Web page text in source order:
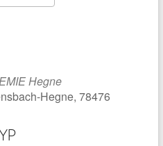
Hegne
Hegne, 78476